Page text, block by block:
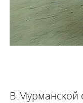
В Мурманской